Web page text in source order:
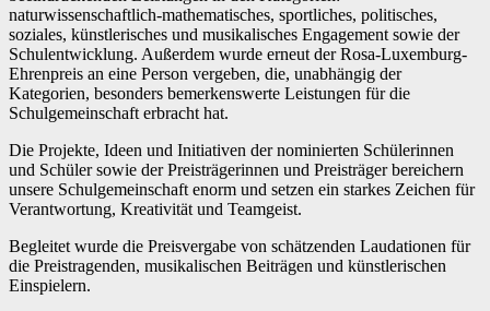
naturwissenschaftlich-mathematisches, sportliches, politisches,
soziales, künstlerisches und musikalisches Engagement sowie der
Schulentwicklung. Außerdem wurde erneut der Rosa-Luxemburg-
Ehrenpreis an eine Person vergeben, die, unabhängig der
Kategorien, besonders bemerkenswerte Leistungen für die
Schulgemeinschaft erbracht hat.
Die Projekte, Ideen und Initiativen der nominierten Schülerinnen
und Schüler sowie der Preisträgerinnen und Preisträger bereichern
unsere Schulgemeinschaft enorm und setzen ein starkes Zeichen für
Verantwortung, Kreativität und Teamgeist.
Begleitet wurde die Preisvergabe von schätzenden Laudationen für
die Preistragenden, musikalischen Beiträgen und künstlerischen
Einspielern.